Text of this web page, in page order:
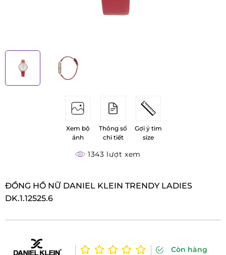
Xem bộ
ảnh
Thông số
chi tiết
Gợi ý tìm
size
1343 lượt xem
ĐỒNG HỒ NỮ DANIEL KLEIN TRENDY LADIES
DK.1.12525.6
Còn hàng